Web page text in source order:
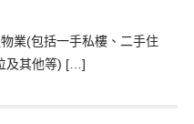
業(包括一手私樓、二手住
及其他等) […]